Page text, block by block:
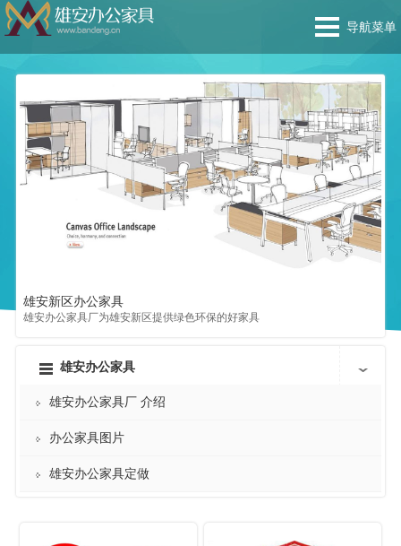
导航菜单
雄安新区办公家具
雄安办公家具厂为雄安新区提供绿色环保的好家具
雄安办公家具
雄安办公家具厂 介绍
办公家具图片
雄安办公家具定做